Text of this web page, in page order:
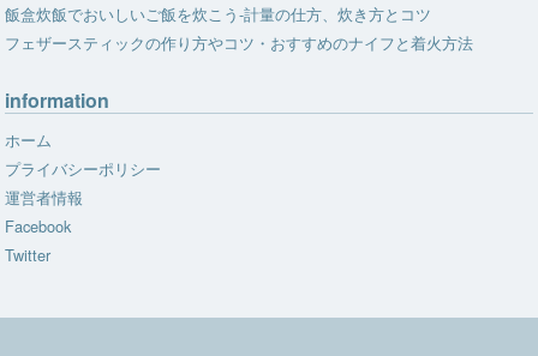
飯盒炊飯でおいしいご飯を炊こう-計量の仕方、炊き方とコツ
フェザースティックの作り方やコツ・おすすめのナイフと着火方法
information
ホーム
プライバシーポリシー
運営者情報
Facebook
Twitter